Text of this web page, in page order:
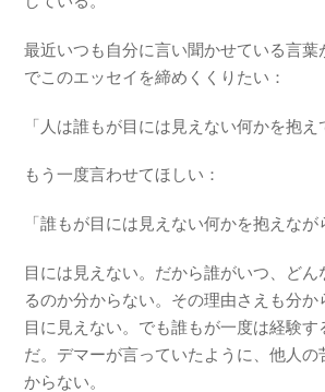
最近いつも自分に言い聞かせている言葉
でこのエッセイを締めくくりたい：
「人は誰もが目には見えない何かを抱え
もう一度言わせてほしい：
「誰もが目には見えない何かを抱えなが
目には見えない。だから誰がいつ、どん
るのか分からない。その理由さえも分か
目に見えない。でも誰もが一度は経験す
だ。デマーが言っていたように、他人の
からない。